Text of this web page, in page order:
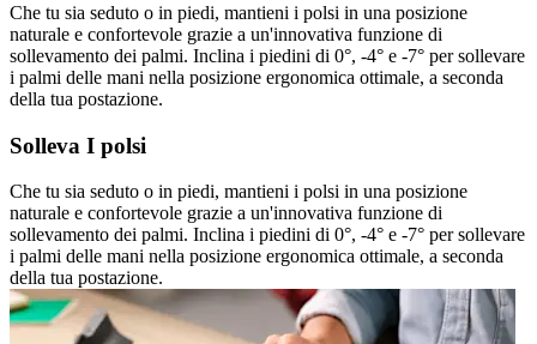
Che tu sia seduto o in piedi, mantieni i polsi in una posizione
naturale e confortevole grazie a un'innovativa funzione di
sollevamento dei palmi. Inclina i piedini di 0°, -4° e -7° per sollevare
i palmi delle mani nella posizione ergonomica ottimale, a seconda
della tua postazione.
Solleva I polsi
Che tu sia seduto o in piedi, mantieni i polsi in una posizione
naturale e confortevole grazie a un'innovativa funzione di
sollevamento dei palmi. Inclina i piedini di 0°, -4° e -7° per sollevare
i palmi delle mani nella posizione ergonomica ottimale, a seconda
della tua postazione.